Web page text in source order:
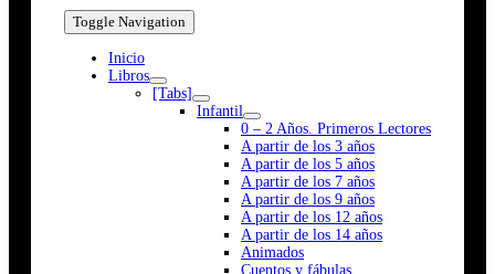
Toggle Navigation
Inicio
Libros
[Tabs]
Infantil
0 – 2 Años. Primeros Lectores
A partir de los 3 años
A partir de los 5 años
A partir de los 7 años
A partir de los 9 años
A partir de los 12 años
A partir de los 14 años
Animados
Cuentos y fábulas